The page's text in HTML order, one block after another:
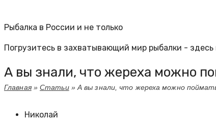
Рыбалка в России и не только
Погрузитесь в захватывающий мир рыбалки -
А вы знали, что жереха можно
Главная»Статьи» А вы знали, что жереха можно
Николай